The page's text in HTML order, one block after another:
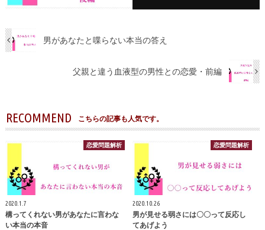
男があなたと喋らない本当の答え
父親と違う血液型の男性との恋愛・前編
RECOMMEND こちらの記事も人気です。
恋愛問題解析
2020.1.7
構ってくれない男があなたに言わな
い本当の本音
恋愛問題解析
2020.10.26
男が見せる弱さには〇〇って反応し
てあげよう